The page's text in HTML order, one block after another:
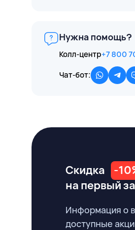
Нужна помощь?
Колл-центр+7 800
Чат-бот:
Скидка -
на первый
Информация о
доступные